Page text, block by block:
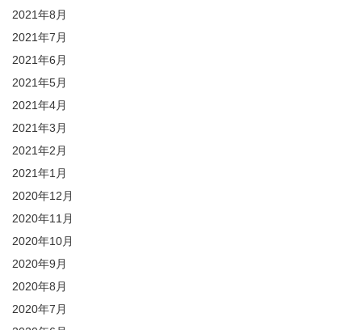
2021年8月
2021年7月
2021年6月
2021年5月
2021年4月
2021年3月
2021年2月
2021年1月
2020年12月
2020年11月
2020年10月
2020年9月
2020年8月
2020年7月